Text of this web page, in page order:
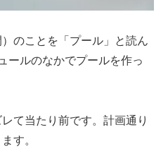
のことを「プール」と読ん
ールのなかでプールを作っ
て当たり前です。計画通り
す。